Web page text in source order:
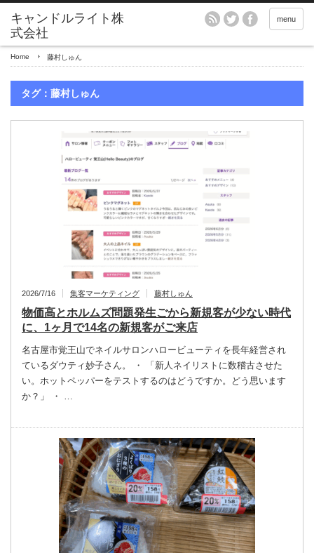
menu
Home 藤村しゅん
タグ：藤村しゅん
2026/7/16 集客マーケティング 藤村しゅん
物価高とホルムズ問題発生ごから新規客が少ない時代
に、1ヶ月で14名の新規客がご来店
名古屋市覚王山でネイルサロンハロービューティを長年経営され
ているダウティ妙子さん。 ・ 「新人ネイリストに数稽古させた
い。ホットペッパーをテストするのはどうですか。どう思います
か？」 ・ …